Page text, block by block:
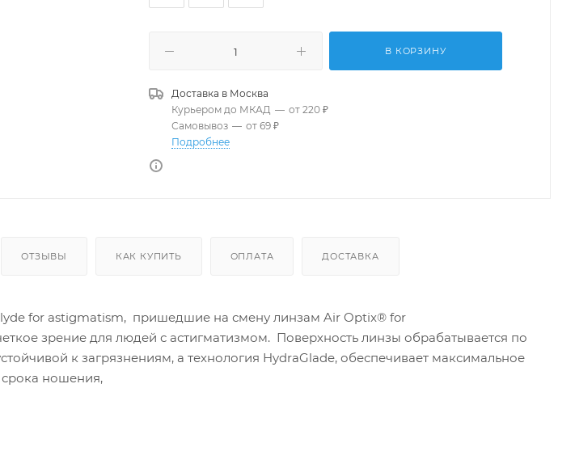
В КОРЗИНУ
Доставка в Москва
Курьером до МКАД — от 220 ₽
Самовывоз — от 69 ₽
Подробнее
ОТЗЫВЫ КАК КУПИТЬ ОПЛАТА ДОСТАВКА
for astigmatism, пришедшие на смену линзам Air Optix® for
зрение для людей с астигматизмом. Поверхность линзы обрабатывается по
к загрязнениям, а технология HydraGlade, обеспечивает максимальное
ношения,